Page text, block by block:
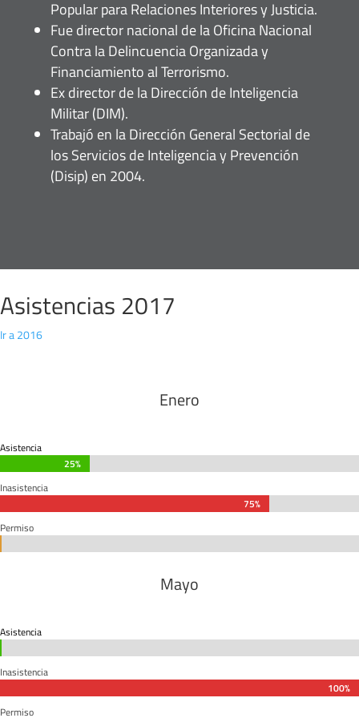
Popular para Relaciones Interiores y Justicia.
Fue director nacional de la Oficina Nacional
Contra la Delincuencia Organizada y
Financiamiento al Terrorismo.
Ex director de la Dirección de Inteligencia
Militar (DIM).
Trabajó en la Dirección General Sectorial de
los Servicios de Inteligencia y Prevención
(Disip) en 2004.
Asistencias 2017
Ir a 2016
Enero
Asistencia
25%
25%
Inasistencia
75%
75%
Permiso
Mayo
Asistencia
Inasistencia
100%
100%
Permiso